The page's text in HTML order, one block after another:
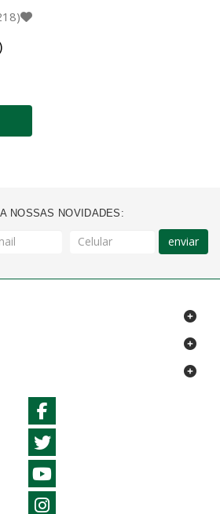
NOSSAS NOVIDADES:
enviar